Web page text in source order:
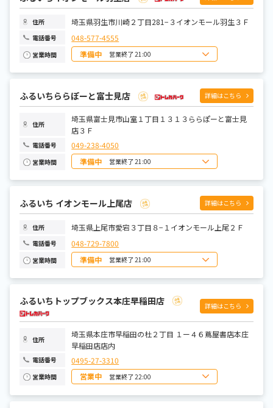
木曜日 10:00~21:00
土曜日 10:00~21:00
住所 埼玉県羽生市川崎２丁目281−３イオンモール羽生３Ｆ
電話番号 048-577-4555
営業時間 準備中 営業終了 21:00
日曜日 10:00~21:00
水曜日 10:00~21:00
木曜日 10:00~21:00
土曜日 10:00~21:00
ふるいちららぽーと富士見店 詳細はこちら
住所
埼玉県富士見市山室１丁目１３１３ららぽーと富士見
店３Ｆ
電話番号 049-238-4050
営業時間 準備中 営業終了 21:00
日曜日 10:00～21:00
水曜日
木曜日
土曜日 10:00～21:00
ふるいち イオンモール上尾店 詳細はこちら
住所 埼玉県上尾市愛宕３丁目８−１イオンモール上尾２Ｆ
電話番号 048-729-7800
営業時間 準備中 営業終了 21:00
日曜日 10:00~21:00
水曜日 10:00~21:00
木曜日 10:00~21:00
土曜日 10:00~21:00
ふるいちトップブックス本庄早稲田店 詳細はこちら
住所
埼玉県本庄市早稲田の杜２丁目 １ー４６蔦屋書店本庄
早稲田店店内
電話番号 0495-27-3310
営業時間 営業中 営業終了 22:00
日曜日 8:00～22:00
月曜日